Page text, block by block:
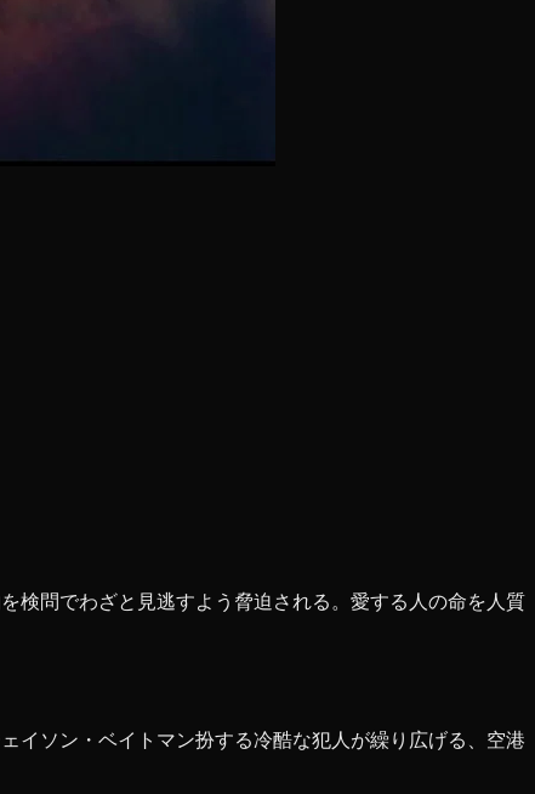
検問でわざと見逃すよう脅迫される。愛する人の命を人質
イソン・ベイトマン扮する冷酷な犯人が繰り広げる、空港